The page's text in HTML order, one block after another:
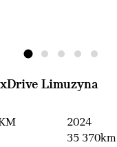
Limuzyna
2024
35 370km